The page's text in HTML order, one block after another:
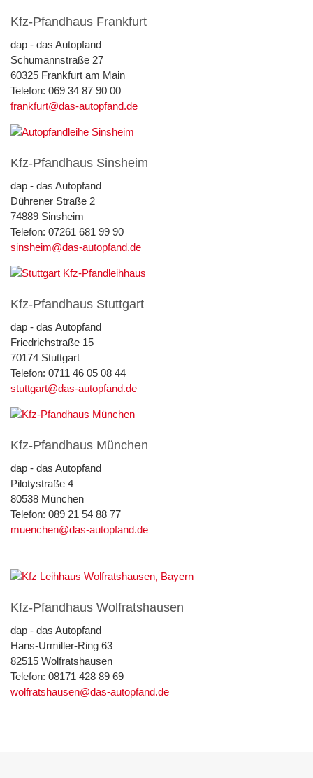
Kfz-Pfandhaus Frankfurt
dap - das Autopfand
Schumannstraße 27
60325 Frankfurt am Main
Telefon: 069 34 87 90 00
frankfurt@das-autopfand.de
Kfz-Pfandhaus Sinsheim
dap - das Autopfand
Dührener Straße 2
74889 Sinsheim
Telefon: 07261 681 99 90
sinsheim@das-autopfand.de
Kfz-Pfandhaus Stuttgart
dap - das Autopfand
Friedrichstraße 15
70174 Stuttgart
Telefon: 0711 46 05 08 44
stuttgart@das-autopfand.de
Kfz-Pfandhaus München
dap - das Autopfand
Pilotystraße 4
80538 München
Telefon: 089 21 54 88 77
muenchen@das-autopfand.de
Kfz-Pfandhaus Wolfratshausen
dap - das Autopfand
Hans-Urmiller-Ring 63
82515 Wolfratshausen
Telefon: 08171 428 89 69
wolfratshausen@das-autopfand.de